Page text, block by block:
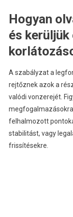
Hogyan
és
A szabályzat a
rejtőznek azok a
valódi vonzerejét.
felhalmozott
stabilitást, vagy
frissítésekre.